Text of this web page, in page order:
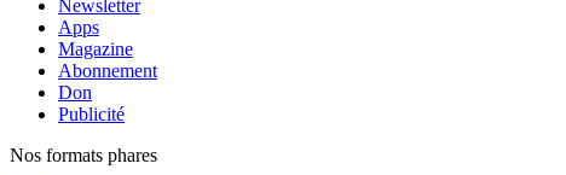
Newsletter
Apps
Magazine
Abonnement
Don
Publicité
Nos formats phares